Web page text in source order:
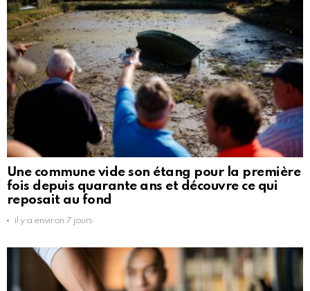
Une commune vide son étang pour la première
fois depuis quarante ans et découvre ce qui
reposait au fond
il y a environ 7 jours